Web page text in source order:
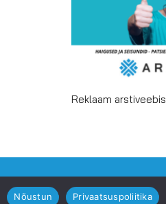
Reklaam arstiveebis
Nõustun Privaatsuspoliitika